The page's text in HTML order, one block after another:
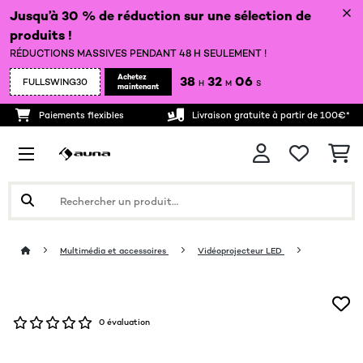
Jusqu’à 30 % de réduction sur une sélection de
produits !
RÉDUCTIONS MASSIVES PENDANT 48 H SEULEMENT !
FULLSWING30
Achetez
maintenant
38 H 32 M 06 S
Paiements flexibles Livraison gratuite à partir de 100€*
Multimédia et accessoires Vidéoprojecteur LED
0 évaluation